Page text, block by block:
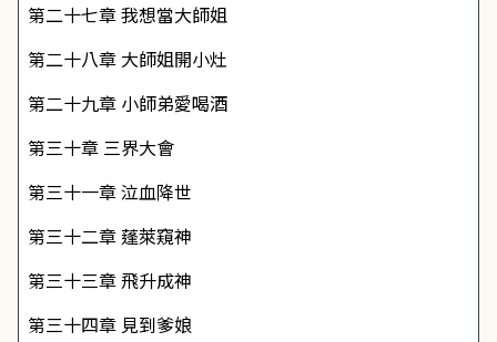
第二十七章 我想當大師姐
第二十八章 大師姐開小灶
第二十九章 小師弟愛喝酒
第三十章 三界大會
第三十一章 泣血降世
第三十二章 蓬萊窺神
第三十三章 飛升成神
第三十四章 見到爹娘